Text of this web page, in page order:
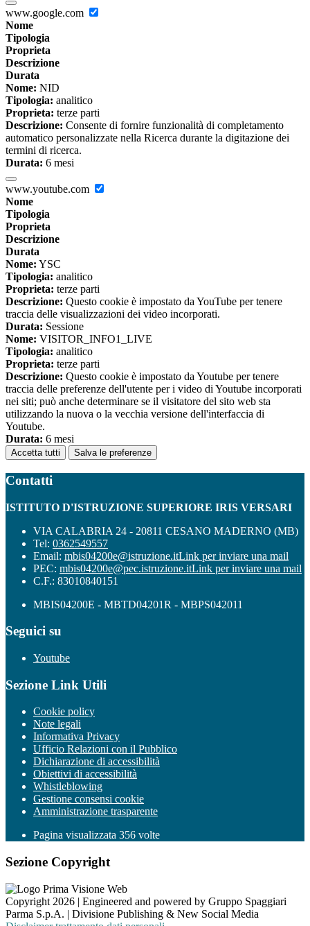
www.google.com
Nome
Tipologia
Proprieta
Descrizione
Durata
Nome: NID
Tipologia: analitico
Proprieta: terze parti
Descrizione: Consente di fornire funzionalità di completamento
automatico personalizzate nella Ricerca durante la digitazione dei
termini di ricerca.
Durata: 6 mesi
www.youtube.com
Nome
Tipologia
Proprieta
Descrizione
Durata
Nome: YSC
Tipologia: analitico
Proprieta: terze parti
Descrizione: Questo cookie è impostato da YouTube per tenere
traccia delle visualizzazioni dei video incorporati.
Durata: Sessione
Nome: VISITOR_INFO1_LIVE
Tipologia: analitico
Proprieta: terze parti
Descrizione: Questo cookie è impostato da Youtube per tenere
traccia delle preferenze dell'utente per i video di Youtube incorporati
nei siti; può anche determinare se il visitatore del sito web sta
utilizzando la nuova o la vecchia versione dell'interfaccia di
Youtube.
Durata: 6 mesi
Accetta tutti Salva le preferenze
Contatti
ISTITUTO D'ISTRUZIONE SUPERIORE IRIS VERSARI
VIA CALABRIA 24 - 20811 CESANO MADERNO (MB)
Tel: 0362549557
Email: mbis04200e@istruzione.itLink per inviare una mail
PEC: mbis04200e@pec.istruzione.itLink per inviare una mail
C.F.: 83010840151
MBIS04200E - MBTD04201R - MBPS042011
Seguici su
Youtube
Sezione Link Utili
Cookie policy
Note legali
Informativa Privacy
Ufficio Relazioni con il Pubblico
Dichiarazione di accessibilità
Obiettivi di accessibilità
Whistleblowing
Gestione consensi cookie
Amministrazione trasparente
Pagina visualizzata 356 volte
Sezione Copyright
Copyright 2026 | Engineered and powered by Gruppo Spaggiari
Parma S.p.A. | Divisione Publishing & New Social Media